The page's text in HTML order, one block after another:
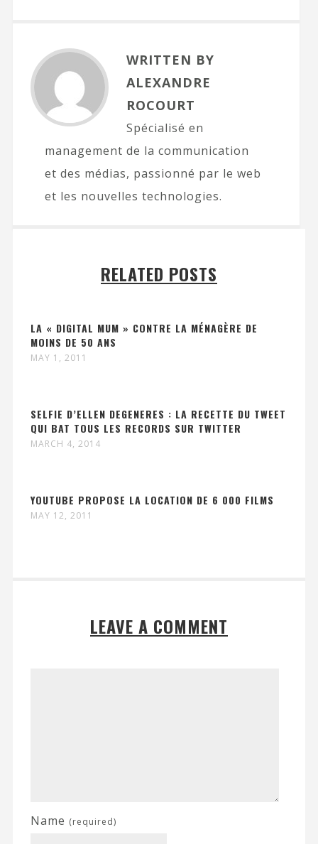
WRITTEN BY
ALEXANDRE
ROCOURT
Spécialisé en
management de la communication
et des médias, passionné par le web
et les nouvelles technologies.
RELATED POSTS
LA « DIGITAL MUM » CONTRE LA MÉNAGÈRE DE
MOINS DE 50 ANS
MAY 1, 2011
SELFIE D’ELLEN DEGENERES : LA RECETTE DU TWEET
QUI BAT TOUS LES RECORDS SUR TWITTER
MARCH 4, 2014
YOUTUBE PROPOSE LA LOCATION DE 6 000 FILMS
MAY 12, 2011
LEAVE A COMMENT
Name (required)